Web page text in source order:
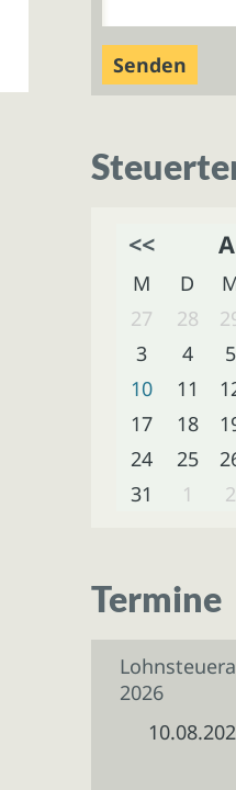
<<
M D
27
28
3
4 5
10
11
17
18
24
25
31
1 2
Termine
2026